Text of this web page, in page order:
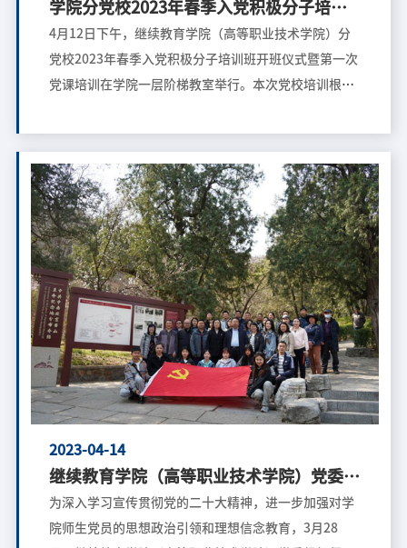
学院分党校2023年春季入党积极分子培训
开班
4月12日下午，继续教育学院（高等职业技术学院）分
党校2023年春季入党积极分子培训班开班仪式暨第一次
党课培训在学院一层阶梯教室举行。本次党校培训根据
从4月12日到6月中旬，将在每周三下午进行集中培训学
作党支部书记蔡文书出席了开班仪式，学院党政综合办
公室副主任靳珊珊主持开班仪式。 开班仪式上，党政
综合办副主任靳珊珊介绍了党校培训的课程安排及注意
事项。学生工作党支部书记蔡文书为积极分子们解读了
参加党校培训的重要意义。党委书记程爱晶提出了明确
的要求和希望。 开班仪式结束后，学院党委特邀校“五
老”宣讲团成员张傅教授为同学们讲授第一次党课，题
为“牢记党的科学理论初心使命，做中国式现代化建设
的排头兵”。张傅教授着重强调“中国式现代化”，紧
紧围绕学习贯彻党的二十大精神，从全面把握新时代十
想的世界观和方法论、中国式现代化的中国特色、本质
2023-04-14
继续教育学院（高等职业技术学院）党委组
织师生党员赴香山革命纪念地开展党日活动
为深入学习宣传贯彻党的二十大精神，进一步加强对学
院师生党员的思想政治引领和理想信念教育，3月28